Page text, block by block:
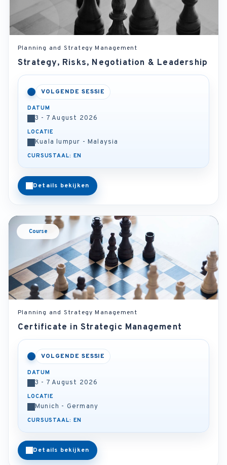
Planning and Strategy Management
Strategy, Risks, Negotiation & Leadership
VOLGENDE SESSIE
DATUM
3 - 7 August 2026
LOCATIE
Kuala lumpur - Malaysia
CURSUSTAAL: EN
Details bekijken
Course
Planning and Strategy Management
Certificate in Strategic Management
VOLGENDE SESSIE
DATUM
3 - 7 August 2026
LOCATIE
Munich - Germany
CURSUSTAAL: EN
Details bekijken